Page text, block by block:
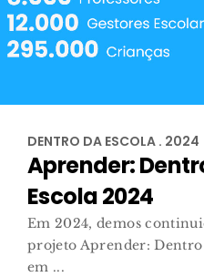
DENTRO DA ESCOLA . 2024
Aprender:
Escola 2024
Em 2024, demos
projeto Aprender:
em ...